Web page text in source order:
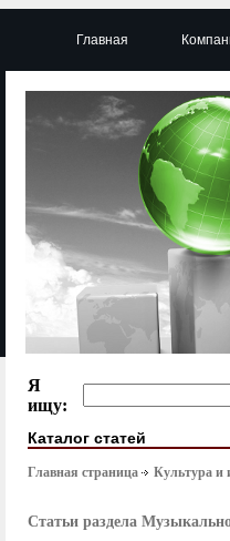
Главная
Я
ищу:
Каталог статей
Главная страница Культура и
Статьи раздела